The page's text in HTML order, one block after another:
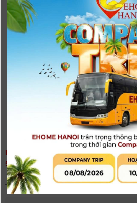
BỘ 2 PIN 1 SẠC ĐÔI RAVPOWER PR-
5/6/7 + HERO 2018
người đánh giá)
Tình trạng: